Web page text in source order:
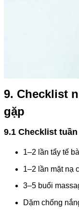
9. Checklist
gặp
9.1 Checklist tuần
1–2 lần tẩy tế
1–2 lần mặt nạ
3–5 buổi
Dặm chống